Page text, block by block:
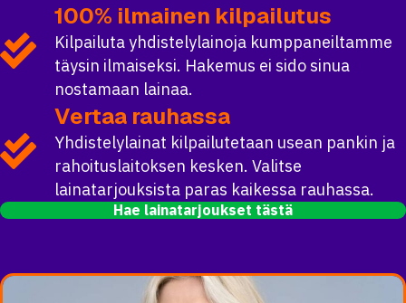
100% ilmainen kilpailutus
Kilpailuta yhdistelylainoja kumppaneiltamme
täysin ilmaiseksi. Hakemus ei sido sinua
nostamaan lainaa.
Vertaa rauhassa
Yhdistelylainat kilpailutetaan usean pankin ja
rahoituslaitoksen kesken. Valitse
lainatarjouksista paras kaikessa rauhassa.
Hae lainatarjoukset tästä